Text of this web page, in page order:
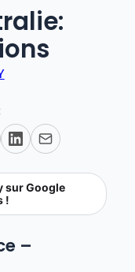
sur Google
!
–